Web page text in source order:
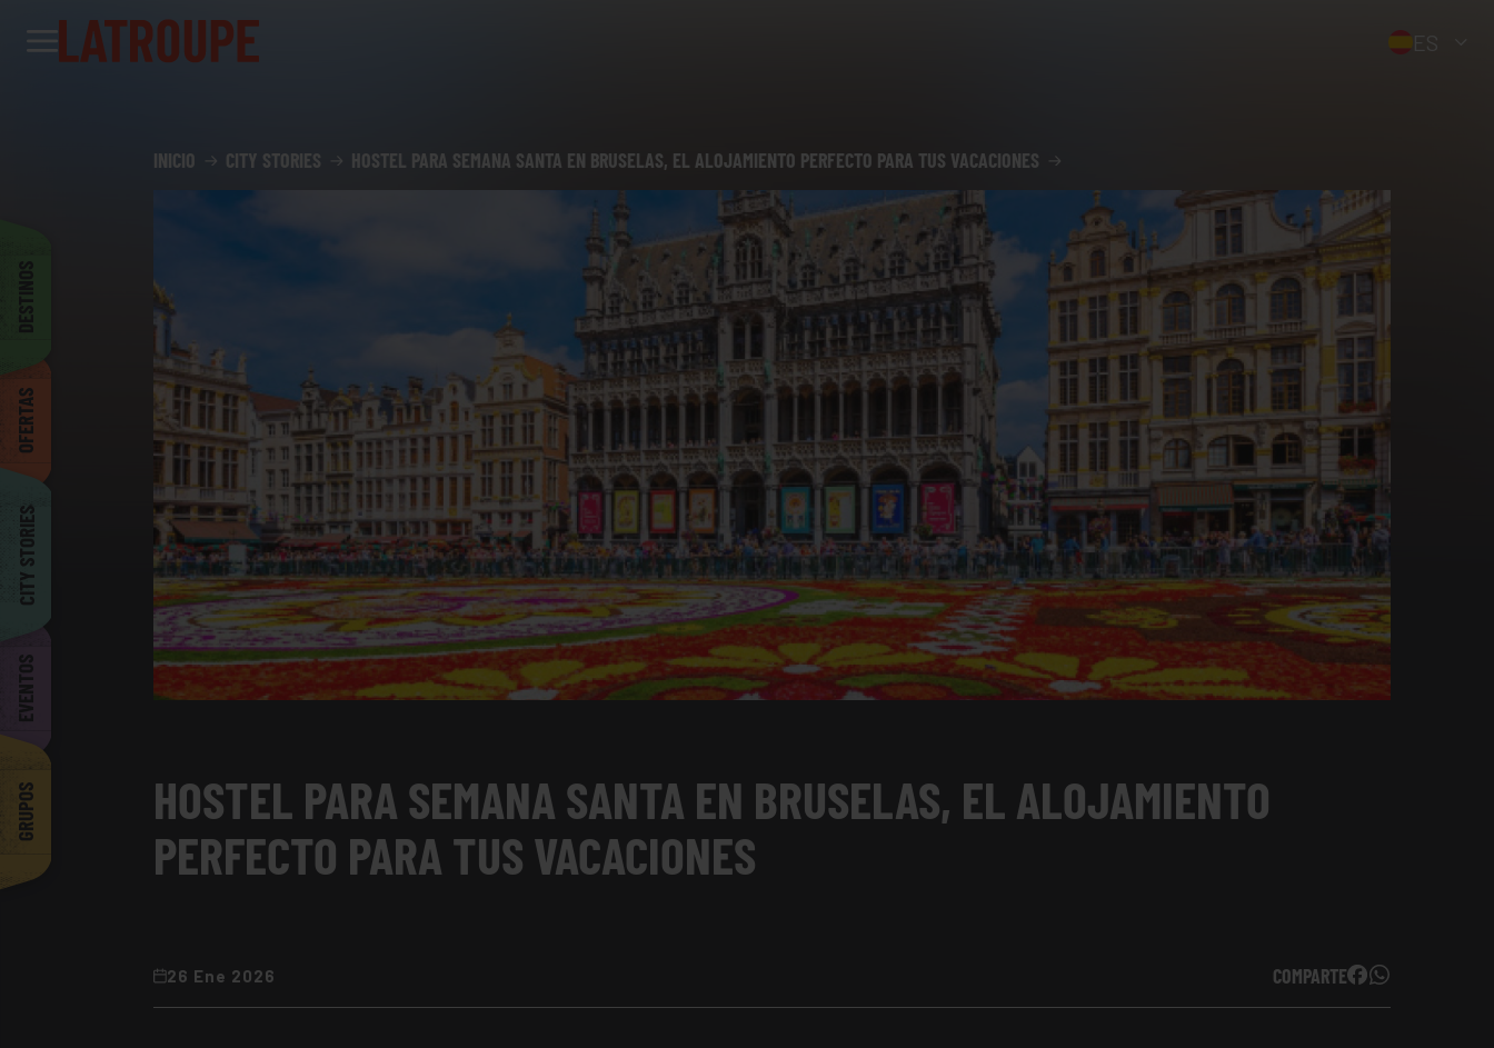
ES
DESTINOS
OFERTAS
CITY STORIES
EVENTOS
GRUPOS
City stories
Eventos
Grupos
Dublin
Bilbao
INICIO CITY STORIES HOSTEL PARA SEMANA SANTA EN BRUSELAS, EL ALOJAMIENTO PERFECTO PARA TUS VACACIONES
HOSTEL PARA SEMANA SANTA EN BRUSELAS, EL ALOJAMIENTO
PERFECTO PARA TUS VACACIONES
26 Ene 2026 COMPARTE